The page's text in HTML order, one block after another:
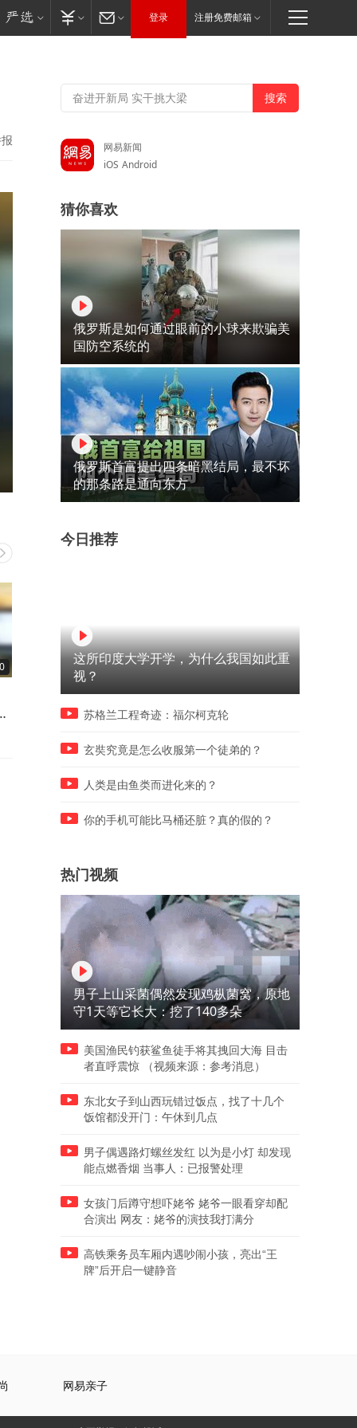
登录 注册免费邮箱
00:42
实探华强北：7月底以来显卡
价格跳涨 热门产品“一日一价”
A股又现“大肉签”
网易新闻
iOS Android
猜你喜欢
俄罗斯是如何通过眼前的小球来欺骗美
国防空系统的
俄罗斯首富提出四条暗黑结局，最不坏
的那条路是通向东方
今日推荐
这所印度大学开学，为什么我国如此重
视？
苏格兰工程奇迹：福尔柯克轮
玄奘究竟是怎么收服第一个徒弟的？
人类是由鱼类而进化来的？
你的手机可能比马桶还脏？真的假的？
热门视频
男子上山采菌偶然发现鸡枞菌窝，原地
守1天等它长大：挖了140多朵
美国渔民钓获鲨鱼徒手将其拽回大海 目击
者直呼震惊 （视频来源：参考消息）
东北女子到山西玩错过饭点，找了十几个
饭馆都没开门：午休到几点
男子偶遇路灯螺丝发红 以为是小灯 却发现
能点燃香烟 当事人：已报警处理
女孩门后蹲守想吓姥爷 姥爷一眼看穿却配
合演出 网友：姥爷的演技我打满分
高铁乘务员车厢内遇吵闹小孩，亮出“王
牌”后开启一键静音
网易亲子